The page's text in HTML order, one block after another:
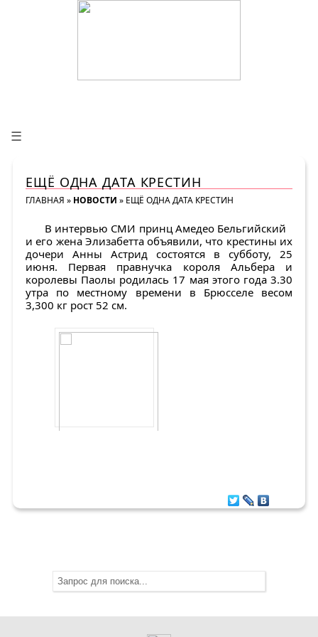
☰
ЕЩЁ ОДНА ДАТА КРЕСТИН
ГЛАВНАЯ » НОВОСТИ » ЕЩЁ ОДНА ДАТА КРЕСТИН
В интервью СМИ принц Амедео Бельгийский
и его жена Элизабетта объявили, что крестины их
дочери Анны Астрид состоятся в субботу, 25
июня. Первая правнучка короля Альбера и
королевы Паолы родилась 17 мая этого года 3.30
утра по местному времени в Брюсселе весом
3,300 кг рост 52 см.